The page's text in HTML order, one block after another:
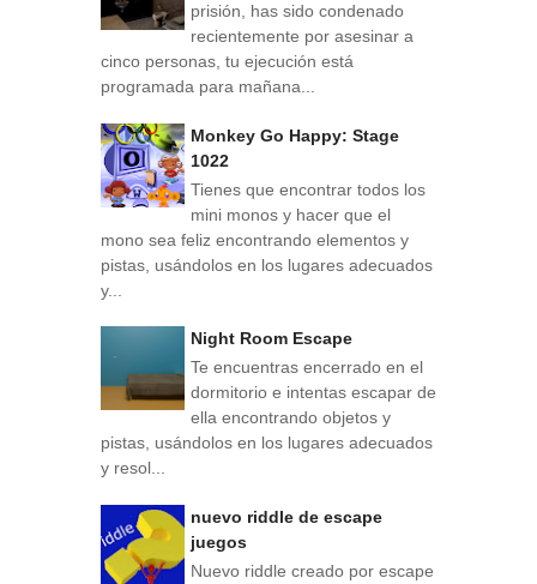
prisión, has sido condenado
recientemente por asesinar a
cinco personas, tu ejecución está
programada para mañana...
Monkey Go Happy: Stage
1022
Tienes que encontrar todos los
mini monos y hacer que el
mono sea feliz encontrando elementos y
pistas, usándolos en los lugares adecuados
y...
Night Room Escape
Te encuentras encerrado en el
dormitorio e intentas escapar de
ella encontrando objetos y
pistas, usándolos en los lugares adecuados
y resol...
nuevo riddle de escape
juegos
Nuevo riddle creado por escape